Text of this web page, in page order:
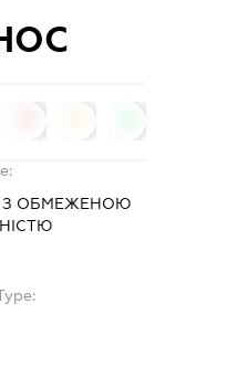
З ОБМЕЖЕНОЮ